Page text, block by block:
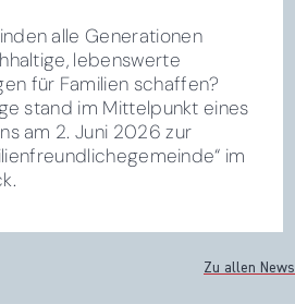
alle Generationen
lebenswerte
für Familien schaffen?
stand im Mittelpunkt eines
am 2. Juni 2026 zur
im
Zu allen News